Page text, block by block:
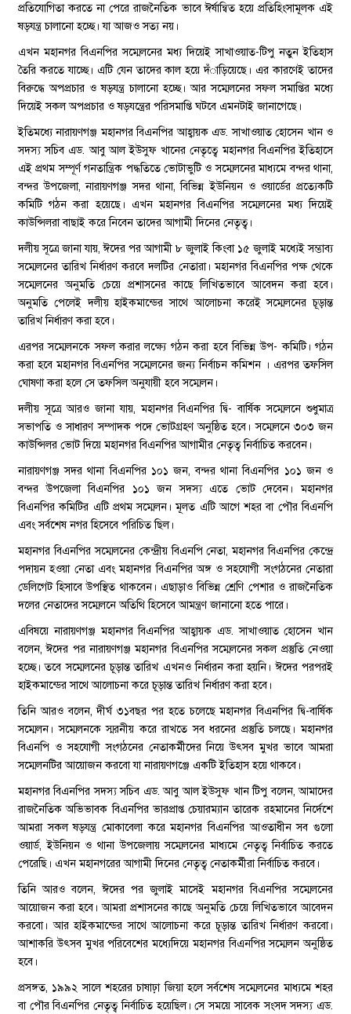
প্রতিযোগিতা করতে না পেরে রাজনৈতিক ভাবে ঈর্ষান্বিত হয়ে প্রতিহিংসামূলক এই
ষড়যন্ত্র চালানো হচ্ছে। যা আজও সত্য নয়।
এখন মহানগর বিএনপির সম্মেলনের মধ্য দিয়েই সাখাওয়াত-টিপু নতুন ইতিহাস
তৈরি করতে যাচ্ছে। এটি যেন তাদের কাল হয়ে দঁাড়িয়েছে। এর কারণেই তাদের
বিরুদ্ধে অপপ্রচার ও ষড়যন্ত্র চালানো হচ্ছে। আর সম্মেলনের সফল সমাপ্তির মধ্যে
দিয়েই সকল অপপ্রচার ও ষড়যন্ত্রের পরিসমাপ্তি ঘটবে এমনটাই জানাগেছে।
ইতিমধ্যে নারায়ণগঞ্জ মহানগর বিএনপির আহ্বায়ক এড. সাখাওয়াত হোসেন খান ও
সদস্য সচিব এড. আবু আল ইউসুফ খানের নেতৃত্বে মহানগর বিএনপির ইতিহাসে
এই প্রথম সম্পূর্ণ গনতান্ত্রিক পদ্ধতিতে ভোটাভুটি ও সম্মেলনের মাধ্যমে বন্দর থানা,
বন্দর উপজেলা, নারায়ণগঞ্জ সদর থানা, বিভিন্ন ইউনিয়ন ও ওয়ার্ডের প্রত্যেকটি
কমিটি গঠন করা হয়েছে। এখন মহানগর বিএনপির সম্মেলনের মধ্য দিয়েই
কাউন্সিলরা বাছাই করে নিবেন তাদের আগামী দিনের নেতৃত্ব।
দলীয় সূত্রে জানা যায়, ঈদের পর আগামী ৮ জুলাই কিংবা ১৫ জুলাই মধ্যেই সম্ভাব্য
সম্মেলনের তারিখ নির্ধারণ করবে দলটির নেতারা। মহানগর বিএনপির পক্ষ থেকে
সম্মেলনের অনুমতি চেয়ে প্রশাসনের কাছে লিখিতভাবে আবেদন করা হবে।
অনুমতি পেলেই দলীয় হাইকমান্ডের সাথে আলোচনা করেই সম্মেলনের চূড়ান্ত
তারিখ নির্ধারণ করা হবে।
এরপর সম্মেলনকে সফল করার লক্ষ্যে গঠন করা হবে বিভিন্ন উপ- কমিটি। গঠন
করা হবে মহানগর বিএনপির সম্মেলনের জন্য নির্বাচন কমিশন । এরপর তফসিল
ঘোষণা করা হলে সে তফসিল অনুযায়ী হবে সম্মেলন।
দলীয় সূত্রে আরও জানা যায়, মহানগর বিএনপির দ্বি- বার্ষিক সম্মেলনে শুধুমাত্র
সভাপতি ও সাধারণ সম্পাদক পদে ভোটগ্রহণ অনুষ্ঠিত হবে। সম্মেলনে ৩০৩ জন
কাউন্সিলর ভোট দিয়ে মহানগর বিএনপির আগামীর নেতৃত্ব নির্বাচিত করবেন।
নারায়ণগঞ্জ সদর থানা বিএনপির ১০১ জন, বন্দর থানা বিএনপির ১০১ জন ও
বন্দর উপজেলা বিএনপির ১০১ জন সদস্য এতে ভোট দেবেন। মহানগর
বিএনপির কমিটির এটি প্রথম সম্মেলন। মূলত এটি আগে শহর বা পৌর বিএনপি
এবং সর্বশেষ নগর হিসেবে পরিচিত ছিল।
মহানগর বিএনপির সম্মেলনের কেন্দ্রীয় বিএনপি নেতা, মহানগর বিএনপির কেন্দ্রে
পদায়ন হওয়া নেতা এবং মহানগর বিএনপির অঙ্গ ও সহযোগী সংগঠনের নেতারা
ডেলিগেট হিসাবে উপস্থিত থাকবেন। এছাড়াও বিভিন্ন শ্রেণি পেশার ও রাজনৈতিক
দলের নেতাদের সম্মেলনে অতিথি হিসেবে আমন্ত্রণ জানানো হতে পারে।
এবিষয়ে নারায়ণগঞ্জ মহানগর বিএনপির আহ্বায়ক এড. সাখাওয়াত হোসেন খান
বলেন, ঈদের পর নারায়ণগঞ্জ মহানগর বিএনপির সম্মেলনের সকল প্রস্তুতি নেওয়া
হচ্ছে। তবে সম্মেলনের চূড়ান্ত তারিখ এখনও নির্ধারন করা হয়নি। ঈদের পরপরই
হাইকমান্ডের সাথে আলোচনা করে চূড়ান্ত তারিখ নির্ধারণ করা হবে।
তিনি আরও বলেন, দীর্ঘ ৩১বছর পর হতে চলেছে মহানগর বিএনপির দ্বি-বার্ষিক
সম্মেলন। সম্মেলনকে স্মরনীয় করে রাখতে সব ধরনের প্রস্তুতি চলছে। মহানগর
বিএনপি ও সহযোগী সংগঠনের নেতাকর্মীদের নিয়ে উৎসব মুখর ভাবে আমরা
সম্মেলনটির আয়োজন করবো যা নারায়ণগঞ্জে একটি ইতিহাস হয়ে থাকবে।
মহানগর বিএনপির সদস্য সচিব এড. আবু আল ইউসুফ খান টিপু বলেন, আমাদের
রাজনৈতিক অভিভাবক বিএনপির ভারপ্রাপ্ত চেয়ারম্যান তারেক রহমানের নির্দেশে
আমরা সকল ষড়যন্ত্র মোকাবেলা করে মহানগর বিএনপির আওতাধীন সব গুলো
ওয়ার্ড, ইউনিয়ন ও থানা উপজেলায় সম্মেলনের মাধ্যমে নেতৃত্ব নির্বাচিত করতে
পেরেছি। এখন মহানগরের আগামী দিনের নেতৃত্ব নেতাকর্মীরা নির্বাচিত করবে।
তিনি আরও বলেন, ঈদের পর জুলাই মাসেই মহানগর বিএনপির সম্মেলনের
আয়োজন করা হবে। আমরা প্রশাসনের কাছে অনুমতি চেয়ে লিখিতভাবে আবেদন
করবো। আর হাইকমান্ডের সাথে আলোচনা করে চূড়ান্ত তারিখ নির্ধারণ করবো।
আশাকরি উৎসব মুখর পরিবেশের মধ্যেদিয়ে মহানগর বিএনপির সম্মেলন অনুষ্ঠিত
হবে।
প্রসঙ্গত, ১৯৯২ সালে শহরের চাষাঢ়া জিয়া হলে সর্বশেষ সম্মেলনের মাধ্যমে শহর
বা পৌর বিএনপির নেতৃত্ব নির্বাচিত হয়েছিল। সে সময়ে সাবেক সংসদ সদস্য এড.